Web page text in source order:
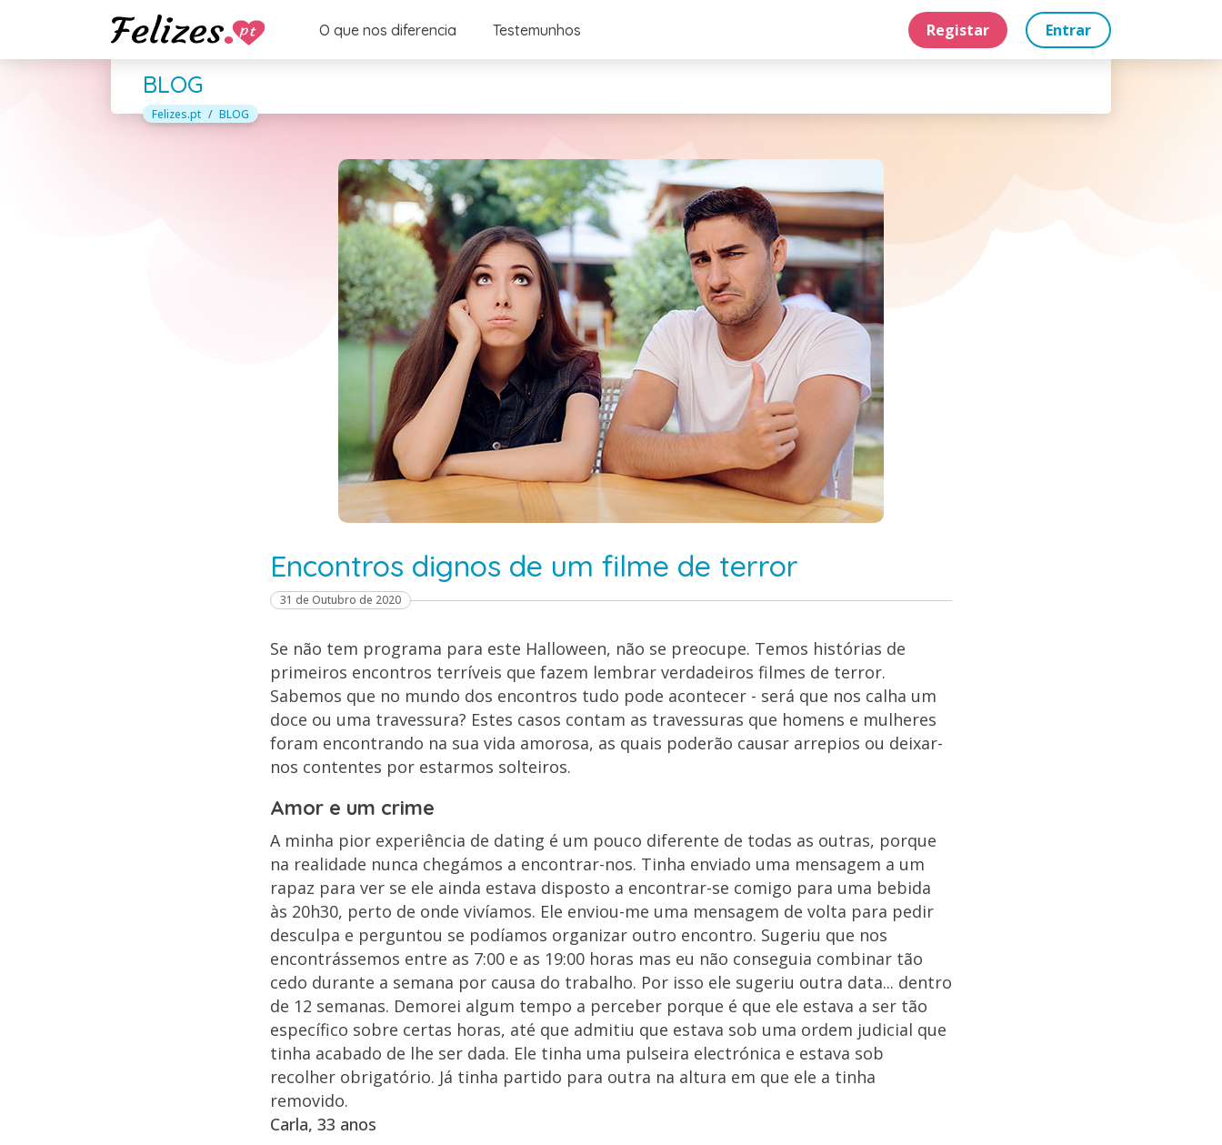
O que nos diferencia Testemunhos Registar Entrar
BLOG
Felizes.pt BLOG
Encontros dignos de um filme de terror
31 de Outubro de 2020
Se não tem programa para este Halloween, não se preocupe. Temos histórias de
primeiros encontros terríveis que fazem lembrar verdadeiros filmes de terror.
Sabemos que no mundo dos encontros tudo pode acontecer - será que nos calha um
doce ou uma travessura? Estes casos contam as travessuras que homens e mulheres
foram encontrando na sua vida amorosa, as quais poderão causar arrepios ou deixar-
nos contentes por estarmos solteiros.
Amor e um crime
A minha pior experiência de dating é um pouco diferente de todas as outras, porque
na realidade nunca chegámos a encontrar-nos. Tinha enviado uma mensagem a um
rapaz para ver se ele ainda estava disposto a encontrar-se comigo para uma bebida
às 20h30, perto de onde vivíamos. Ele enviou-me uma mensagem de volta para pedir
desculpa e perguntou se podíamos organizar outro encontro. Sugeriu que nos
encontrássemos entre as 7:00 e as 19:00 horas mas eu não conseguia combinar tão
cedo durante a semana por causa do trabalho. Por isso ele sugeriu outra data... dentro
de 12 semanas. Demorei algum tempo a perceber porque é que ele estava a ser tão
específico sobre certas horas, até que admitiu que estava sob uma ordem judicial que
tinha acabado de lhe ser dada. Ele tinha uma pulseira electrónica e estava sob
recolher obrigatório. Já tinha partido para outra na altura em que ele a tinha
removido.
Carla, 33 anos